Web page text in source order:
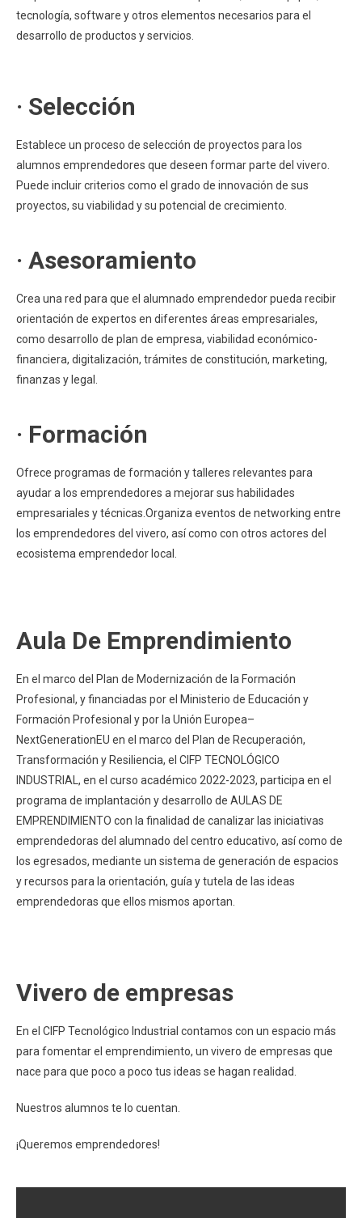
tecnología, software y otros elementos necesarios para el
desarrollo de productos y servicios.
· Selección
Establece un proceso de selección de proyectos para los
alumnos emprendedores que deseen formar parte del vivero.
Puede incluir criterios como el grado de innovación de sus
proyectos, su viabilidad y su potencial de crecimiento.
· Asesoramiento
Crea una red para que el alumnado emprendedor pueda recibir
orientación de expertos en diferentes áreas empresariales,
como desarrollo de plan de empresa, viabilidad económico-
financiera, digitalización, trámites de constitución, marketing,
finanzas y legal.
· Formación
Ofrece programas de formación y talleres relevantes para
ayudar a los emprendedores a mejorar sus habilidades
empresariales y técnicas.Organiza eventos de networking entre
los emprendedores del vivero, así como con otros actores del
ecosistema emprendedor local.
Aula De Emprendimiento
En el marco del Plan de Modernización de la Formación
Profesional, y financiadas por el Ministerio de Educación y
Formación Profesional y por la Unión Europea–
NextGenerationEU en el marco del Plan de Recuperación,
Transformación y Resiliencia, el CIFP TECNOLÓGICO
INDUSTRIAL, en el curso académico 2022-2023, participa en el
programa de implantación y desarrollo de AULAS DE
EMPRENDIMIENTO con la finalidad de canalizar las iniciativas
emprendedoras del alumnado del centro educativo, así como de
los egresados, mediante un sistema de generación de espacios
y recursos para la orientación, guía y tutela de las ideas
emprendedoras que ellos mismos aportan.
Vivero de empresas
En el CIFP Tecnológico Industrial contamos con un espacio más
para fomentar el emprendimiento, un vivero de empresas que
nace para que poco a poco tus ideas se hagan realidad.
Nuestros alumnos te lo cuentan.
¡Queremos emprendedores!